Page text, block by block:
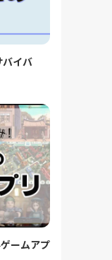
バイバ
ームアプ